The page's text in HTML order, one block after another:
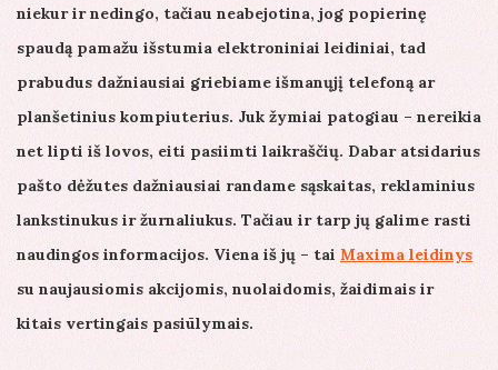
niekur ir nedingo, tačiau neabejotina, jog popierinę
spaudą pamažu išstumia elektroniniai leidiniai, tad
prabudus dažniausiai griebiame išmanųjį telefoną ar
planšetinius kompiuterius. Juk žymiai patogiau – nereikia
net lipti iš lovos, eiti pasiimti laikraščių. Dabar atsidarius
pašto dėžutes dažniausiai randame sąskaitas, reklaminius
lankstinukus ir žurnaliukus. Tačiau ir tarp jų galime rasti
naudingos informacijos. Viena iš jų – tai Maxima leidinys
su naujausiomis akcijomis, nuolaidomis, žaidimais ir
kitais vertingais pasiūlymais.